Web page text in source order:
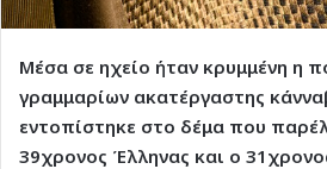
Μέσα σε ηχείο ήταν κρυμμένη η
γραμμαρίων ακατέργαστης
εντοπίστηκε στο δέμα που
39χρονος Έλληνας και ο